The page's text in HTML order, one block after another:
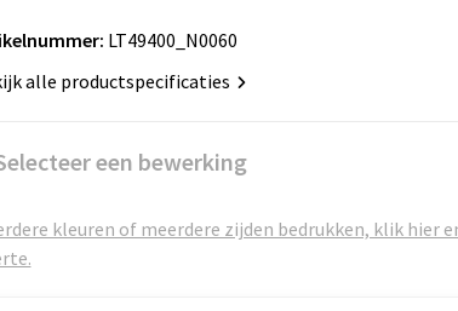
LT49400_N0060
alle productspecificaties
een bewerking
kleuren of meerdere zijden bedrukken, klik hier